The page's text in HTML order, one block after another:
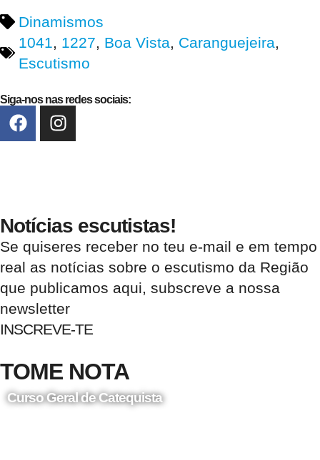
Dinamismos
1041, 1227, Boa Vista, Caranguejeira,
Escutismo
Siga-nos nas redes sociais:
Notícias escutistas!
Se quiseres receber no teu e-mail e em tempo
real as notícias sobre o escutismo da Região
que publicamos aqui, subscreve a nossa
newsletter
INSCREVE-TE
TOME NOTA
Curso Geral de Catequista